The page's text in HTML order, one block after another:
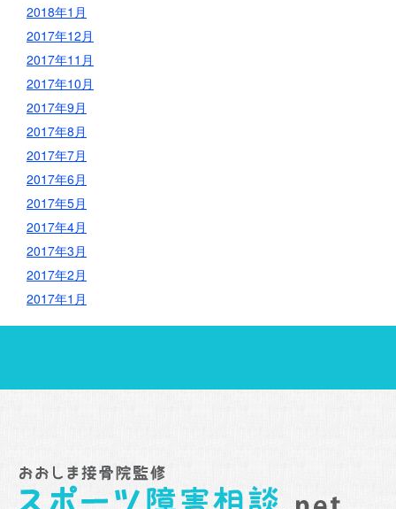
2018年1月
2017年12月
2017年11月
2017年10月
2017年9月
2017年8月
2017年7月
2017年6月
2017年5月
2017年4月
2017年3月
2017年2月
2017年1月